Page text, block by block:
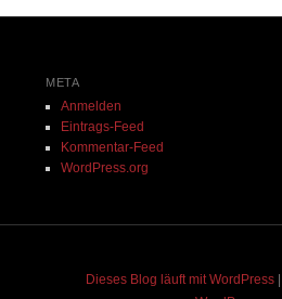
META
Anmelden
Eintrags-Feed
Kommentar-Feed
WordPress.org
Dieses Blog läuft mit WordPress |